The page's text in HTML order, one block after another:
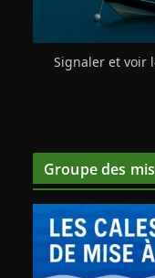
Signaler et voir
Groupe des